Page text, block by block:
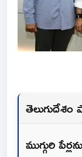
తెలుగుదేశం
ముగ్గురి